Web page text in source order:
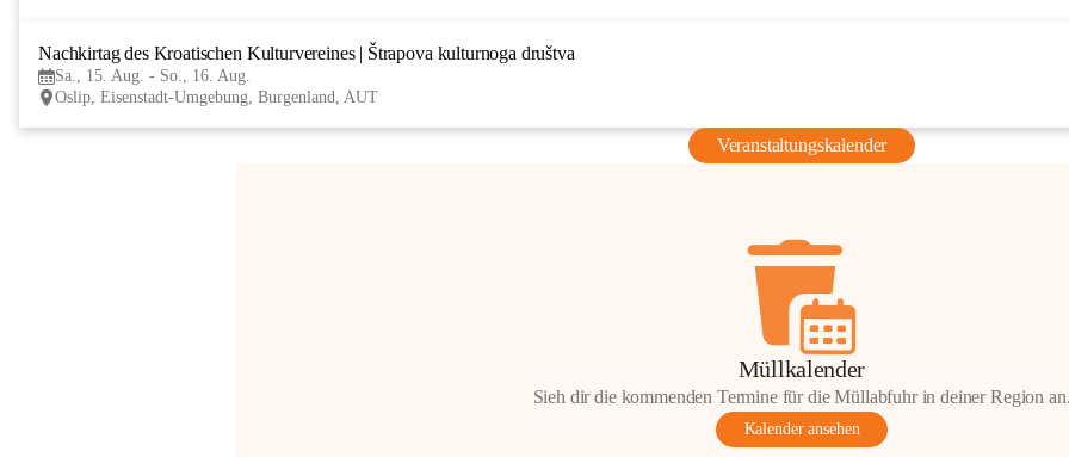
Nachkirtag des Kroatischen Kulturvereines | Štrapova kulturnoga društva
Sa., 15. Aug. - So., 16. Aug.
Oslip, Eisenstadt-Umgebung, Burgenland, AUT
Veranstaltungskalender
Müllkalender
Sieh dir die kommenden Termine für die Müllabfuhr in deiner Region an.
Kalender ansehen